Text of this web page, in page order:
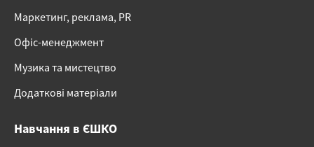
Маркетинг, реклама, PR
Офіс-менеджмент
Музика та мистецтво
Додаткові матеріали
Навчання в ЄШКО